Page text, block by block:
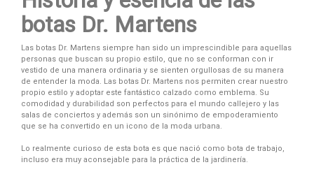
botas Dr. Martens
Las botas Dr. Martens siempre han sido un imprescindible para aquellas
personas que buscan su propio estilo, que no se conforman con ir
vestido de una manera ordinaria y se sienten orgullosas de su manera
de entender la moda. Las botas Dr. Martens nos permiten crear nuestro
propio estilo y adoptar este fantástico calzado como emblema. Su
comodidad y durabilidad son perfectos para el mundo callejero y las
salas de conciertos y además son un sinónimo de empoderamiento
que se ha convertido en un icono de la moda urbana.
Lo realmente curioso de esta bota es que nació como bota de trabajo,
incluso era muy aconsejable para la práctica de la jardinería.